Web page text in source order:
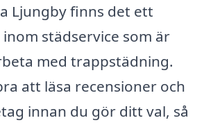
Ljungby finns det ett
städservice som är
med trappstädning.
att läsa recensioner och
innan du gör ditt val, så